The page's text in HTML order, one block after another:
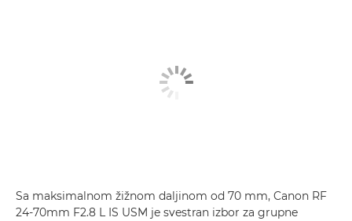
Sa maksimalnom žižnom daljinom od 70 mm, Canon RF
24-70mm F2.8 L IS USM je svestran izbor za grupne